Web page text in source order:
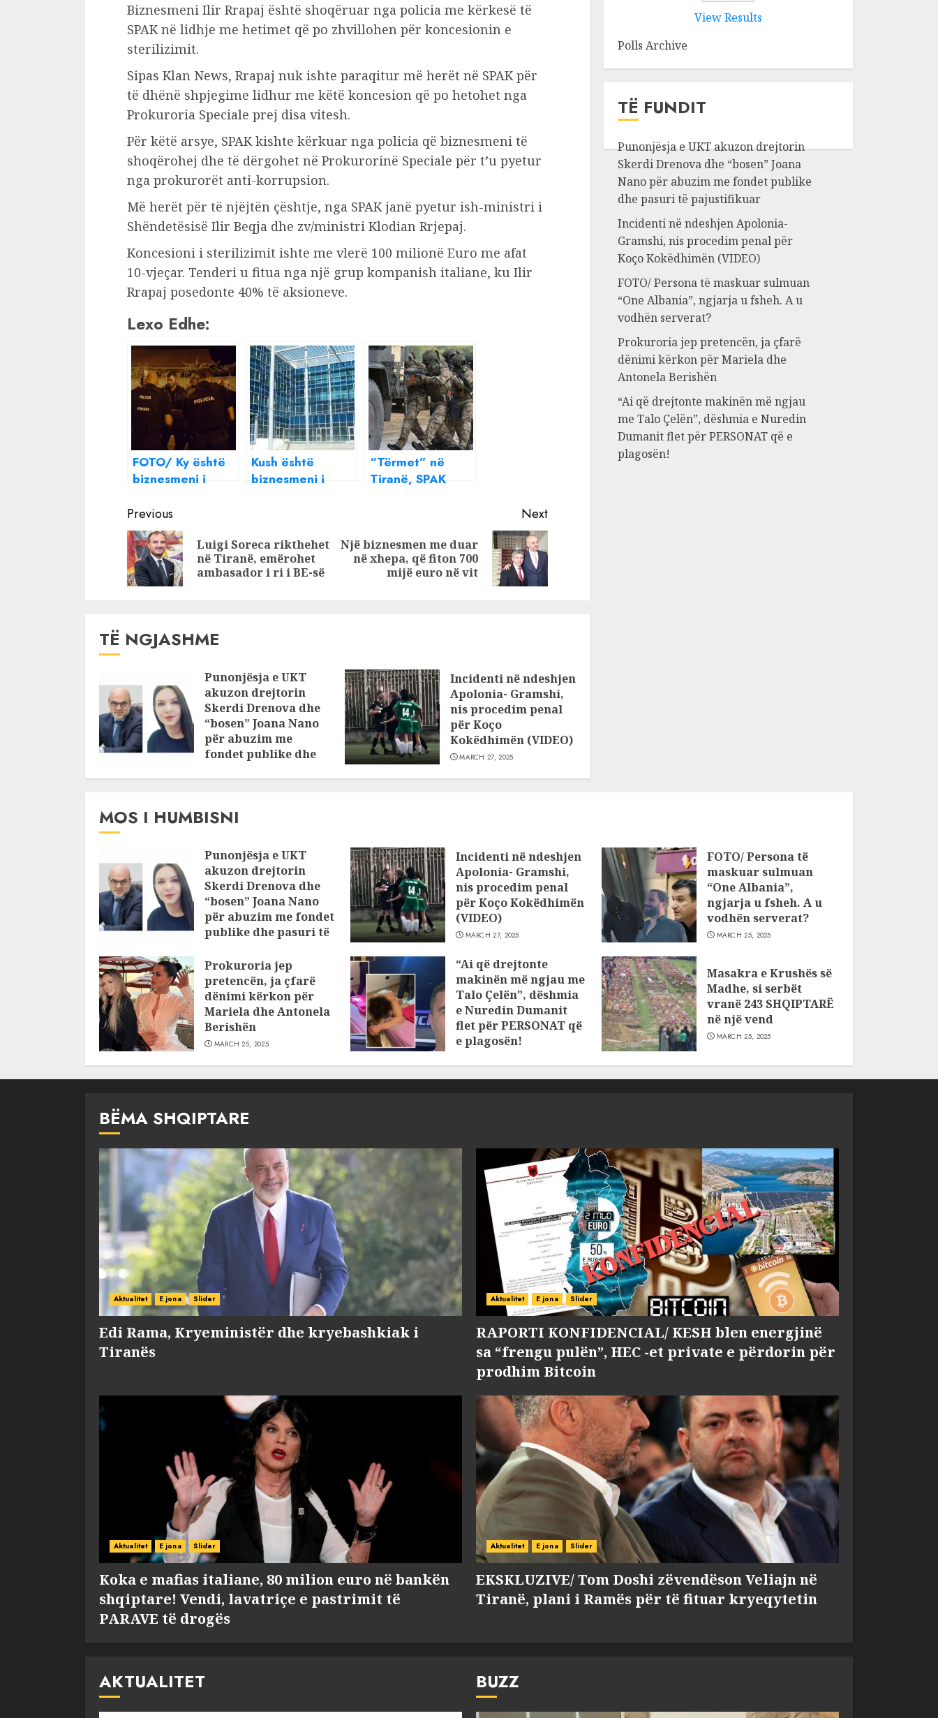
Biznesmeni Ilir Rrapaj është shoqëruar nga policia me kërkesë të
SPAK në lidhje me hetimet që po zhvillohen për koncesionin e
sterilizimit.
Sipas Klan News, Rrapaj nuk ishte paraqitur më herët në SPAK për
të dhënë shpjegime lidhur me këtë koncesion që po hetohet nga
Prokuroria Speciale prej disa vitesh.
Për këtë arsye, SPAK kishte kërkuar nga policia që biznesmeni të
shoqërohej dhe të dërgohet në Prokurorinë Speciale për t’u pyetur
nga prokurorët anti-korrupsion.
Më herët për të njëjtën çështje, nga SPAK janë pyetur ish-ministri i
Shëndetësisë Ilir Beqja dhe zv/ministri Klodian Rrjepaj.
Koncesioni i sterilizimit ishte me vlerë 100 milionë Euro me afat
10-vjeçar. Tenderi u fitua nga një grup kompanish italiane, ku Ilir
Rrapaj posedonte 40% të aksioneve.
Lexo Edhe:
FOTO/ Ky është
biznesmeni i
arrestua nga
SPAK
Kush është
biznesmeni i
SPAK?
“Tërmet” në
Tiranë, SPAK
biznesmeni i
njohur
Continue
Reading
Previous
Previous
Luigi Soreca rikthehet
në Tiranë, emërohet
ambasador i ri i BE-së
Next
Next
Një biznesmen me duar
në xhepa, që fiton 700
mijë euro në vit
TË NGJASHME
Punonjësja e UKT
akuzon drejtorin
Skerdi Drenova dhe
“bosen” Joana Nano
për abuzim me
fondet publike dhe
Incidenti në ndeshjen
Apolonia- Gramshi,
nis procedim penal
për Koço
Kokëdhimën (VIDEO)
MARCH 27, 2025
View Results
Polls Archive
TË FUNDIT
Punonjësja e UKT akuzon drejtorin
Skerdi Drenova dhe “bosen” Joana
Nano për abuzim me fondet publike
dhe pasuri të pajustifikuar
Incidenti në ndeshjen Apolonia-
Gramshi, nis procedim penal për
Koço Kokëdhimën (VIDEO)
FOTO/ Persona të maskuar sulmuan
“One Albania”, ngjarja u fsheh. A u
vodhën serverat?
Prokuroria jep pretencën, ja çfarë
dënimi kërkon për Mariela dhe
Antonela Berishën
“Ai që drejtonte makinën më ngjau
me Talo Çelën”, dëshmia e Nuredin
Dumanit flet për PERSONAT që e
plagosën!
MOS I HUMBISNI
Punonjësja e UKT
akuzon drejtorin
Skerdi Drenova dhe
“bosen” Joana Nano
për abuzim me fondet
publike dhe pasuri të
JULY 24, 2025
Incidenti në ndeshjen
Apolonia- Gramshi,
nis procedim penal
për Koço Kokëdhimën
(VIDEO)
MARCH 27, 2025
FOTO/ Persona të
maskuar sulmuan
“One Albania”,
ngjarja u fsheh. A u
vodhën serverat?
MARCH 25, 2025
Prokuroria jep
pretencën, ja çfarë
dënimi kërkon për
Mariela dhe Antonela
Berishën
MARCH 25, 2025
“Ai që drejtonte
makinën më ngjau me
Talo Çelën”, dëshmia
e Nuredin Dumanit
flet për PERSONAT që
e plagosën!
Masakra e Krushës së
Madhe, si serbët
vranë 243 SHQIPTARË
në një vend
MARCH 25, 2025
BËMA SHQIPTARE
Aktualitet E jona Slider
Edi Rama, Kryeministër dhe kryebashkiak i
Tiranës
Aktualitet E jona Slider
RAPORTI KONFIDENCIAL/ KESH blen energjinë
sa “frengu pulën”, HEC -et private e përdorin për
prodhim Bitcoin
Aktualitet E jona Slider
Koka e mafias italiane, 80 milion euro në bankën
shqiptare! Vendi, lavatriçe e pastrimit të
PARAVE të drogës
Aktualitet E jona Slider
EKSKLUZIVE/ Tom Doshi zëvendëson Veliajn në
Tiranë, plani i Ramës për të fituar kryeqytetin
AKTUALITET BUZZ